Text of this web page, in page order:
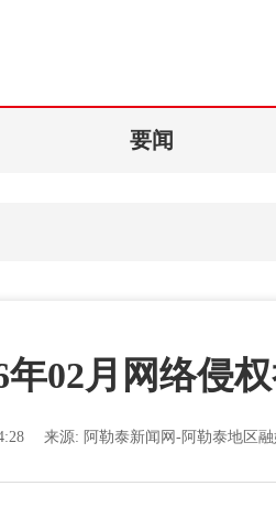
要闻
年02月网络侵
来源: 阿勒泰新闻网-阿勒泰地区